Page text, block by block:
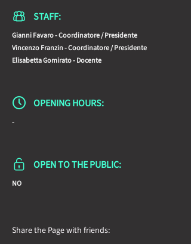
STAFF:
Gianni Favaro - Coordinatore / Presidente
Vincenzo Franzin - Coordinatore / Presidente
Elisabetta Gomirato - Docente
OPENING HOURS:
-
OPEN TO THE PUBLIC:
NO
Share the Page with friends: